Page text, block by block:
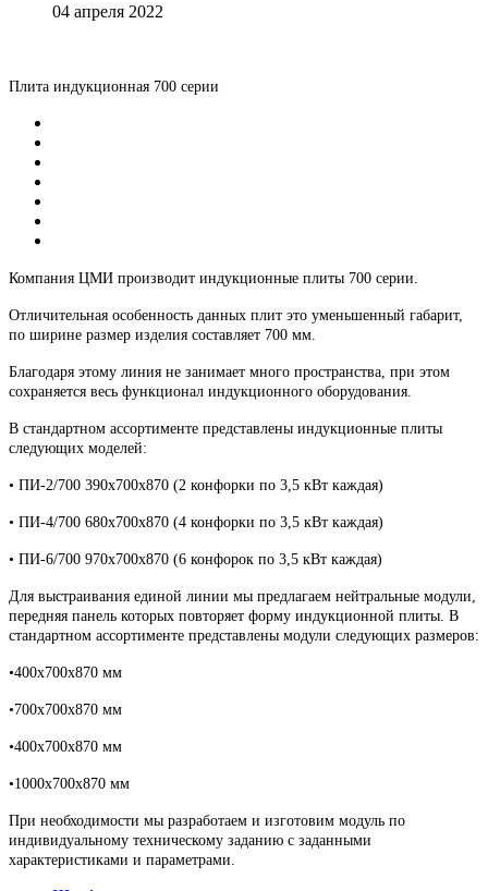
04 апреля 2022
Плита индукционная 700 серии
Компания ЦМИ производит индукционные плиты 700 серии.
Отличительная особенность данных плит это уменьшенный габарит,
по ширине размер изделия составляет 700 мм.
Благодаря этому линия не занимает много пространства, при этом
сохраняется весь функционал индукционного оборудования.
В стандартном ассортименте представлены индукционные плиты
следующих моделей:
• ПИ-2/700 390х700х870 (2 конфорки по 3,5 кВт каждая)
• ПИ-4/700 680х700х870 (4 конфорки по 3,5 кВт каждая)
• ПИ-6/700 970х700х870 (6 конфорок по 3,5 кВт каждая)
Для выстраивания единой линии мы предлагаем нейтральные модули,
передняя панель которых повторяет форму индукционной плиты. В
стандартном ассортименте представлены модули следующих размеров:
•400х700х870 мм
•700х700х870 мм
•400х700х870 мм
•1000х700х870 мм
При необходимости мы разработаем и изготовим модуль по
индивидуальному техническому заданию с заданными
характеристиками и параметрами.